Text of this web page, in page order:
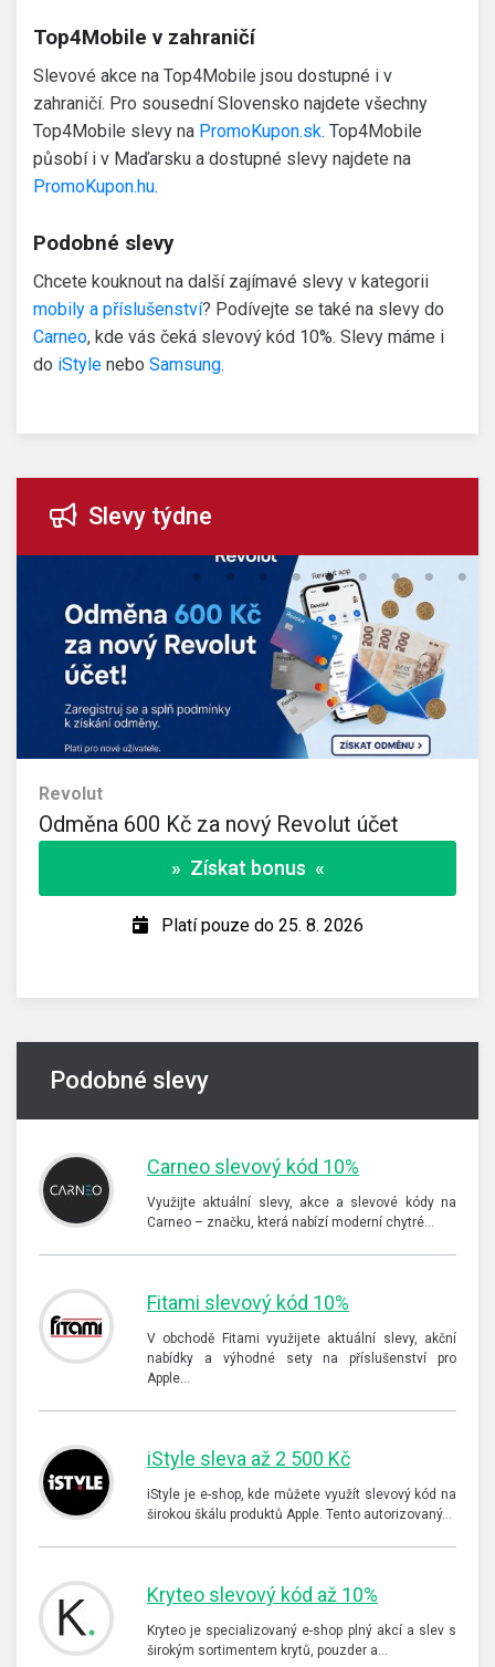
Top4Mobile v zahraničí
Slevové akce na Top4Mobile jsou dostupné i v
zahraničí. Pro sousední Slovensko najdete všechny
Top4Mobile slevy na PromoKupon.sk. Top4Mobile
působí i v Maďarsku a dostupné slevy najdete na
PromoKupon.hu.
Podobné slevy
Chcete kouknout na další zajímavé slevy v kategorii
mobily a příslušenství? Podívejte se také na slevy do
Carneo, kde vás čeká slevový kód 10%. Slevy máme i
do iStyle nebo Samsung.
Slevy týdne
Revolut
Odměna 600 Kč za nový Revolut účet
» Získat bonus «
Platí pouze do 25. 8. 2026
Podobné slevy
Carneo slevový kód 10%
Využijte aktuální slevy, akce a slevové kódy na
Carneo – značku, která nabízí moderní chytré…
Fitami slevový kód 10%
V obchodě Fitami využijete aktuální slevy, akční
nabídky a výhodné sety na příslušenství pro
Apple…
iStyle sleva až 2 500 Kč
iStyle je e-shop, kde můžete využít slevový kód na
širokou škálu produktů Apple. Tento autorizovaný…
Kryteo slevový kód až 10%
Kryteo je specializovaný e-shop plný akcí a slev s
širokým sortimentem krytů, pouzder a…